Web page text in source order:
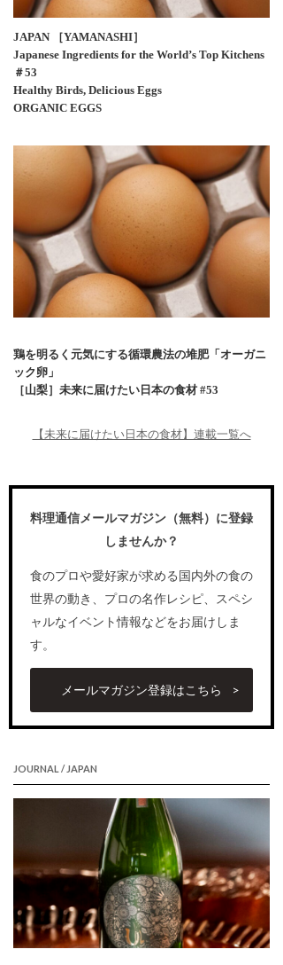
JAPAN ［YAMANASHI］
Japanese Ingredients for the World’s Top Kitchens
＃53
Healthy Birds, Delicious Eggs
ORGANIC EGGS
鶏を明るく元気にする循環農法の堆肥「オーガニ
ック卵」
［山梨］未来に届けたい日本の食材 #53
【未来に届けたい日本の食材】連載一覧へ
料理通信メールマガジン（無料）に登録
しませんか？
食のプロや愛好家が求める国内外の食の
世界の動き、プロの名作レシピ、スペシ
ャルなイベント情報などをお届けしま
す。
メールマガジン登録はこちら
JOURNAL / JAPAN